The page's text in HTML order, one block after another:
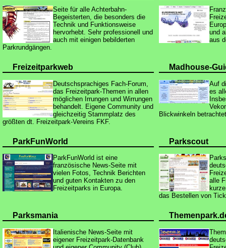
Seite für alle Achterbahn-
Begeisterten, die besonders die
Technik und Funktionsweise
hervorhebt. Sehr professionell und
auch mit einigen bebilderten
Parkrundgängen.
und
aus
Freizeitparkweb
Deutschsprachiges Fach-Forum,
das Freizeitpark-Themen in allen
möglichen Irrungen und Wirrungen
behandelt. Eigene Community und
gleichzeitig Stammplatz des
größten dt. Freizeitpark-Vereins FKF.
Madhouse-
Auf
es
Blickwinkeln
ParkFunWorld
ParkFunWorld ist eine
französische News-Seite mit
vielen Fotos, Technik Berichten
und guten Kontakten zu den
Freizeitparks in Europa.
Parkscout
alle
das Bestellen von
Parksmania
Italienische News-Seite mit
eigener Freizeitpark-Datenbank